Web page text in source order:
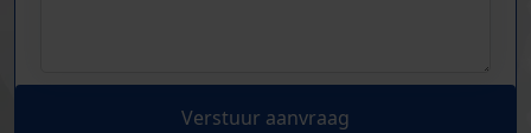
Verstuur aanvraag